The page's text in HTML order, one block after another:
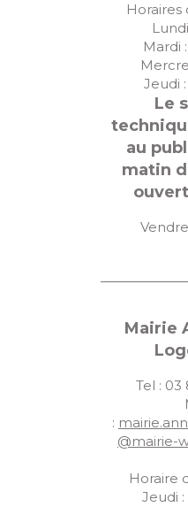
Horaires
Mardi
Jeudi
Le
au
matin
Mairie
Tel : 03
:
@mairie-
Horaire
Jeudi :